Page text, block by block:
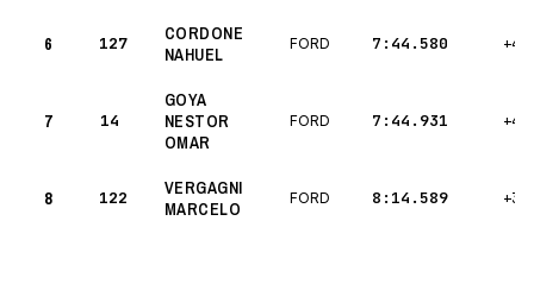
6 127
CORDONE
NAHUEL
FORD 7:44.580
7 14
GOYA
NESTOR
OMAR
FORD 7:44.931
8 122
VERGAGNI
MARCELO
FORD 8:14.589